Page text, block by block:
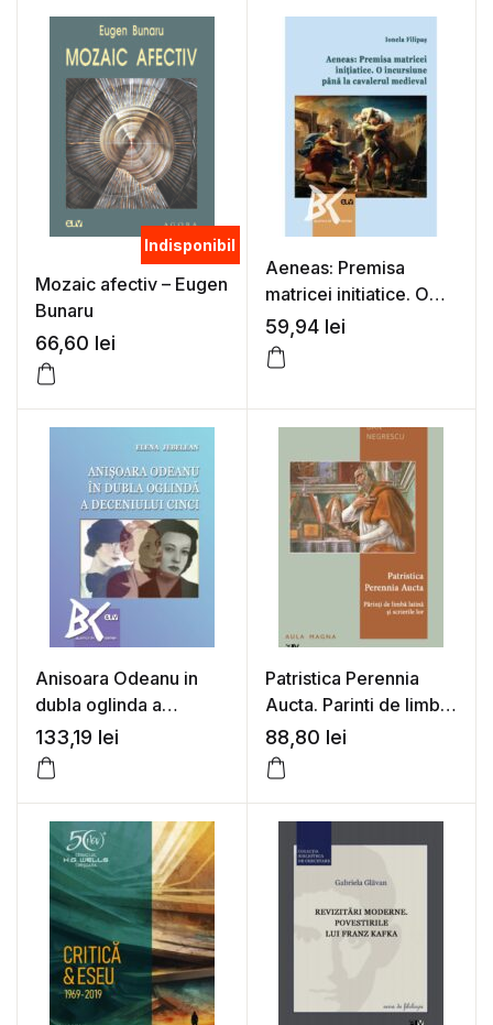
Indisponibil
Mozaic afectiv – Eugen
Bunaru
66,60 lei
Aeneas: Premisa
matricei initiatice. O
incursiune pana la
cavalerul medieval –
Ionela Filipas
59,94 lei
Anisoara Odeanu in
dubla oglinda a
deceniului cinci – Elena
Jebelean
133,19 lei
Patristica Perennia
Aucta. Parinti de limba
latina si scrierile lor –
Dan Negrescu
88,80 lei